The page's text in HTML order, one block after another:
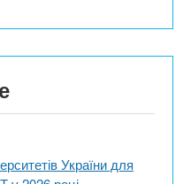
України для